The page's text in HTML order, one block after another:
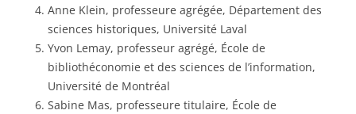
Anne Klein, professeure agrégée, Département des
sciences historiques, Université Laval
Yvon Lemay, professeur agrégé, École de
bibliothéconomie et des sciences de l’information,
Université de Montréal
Sabine Mas, professeure titulaire, École de